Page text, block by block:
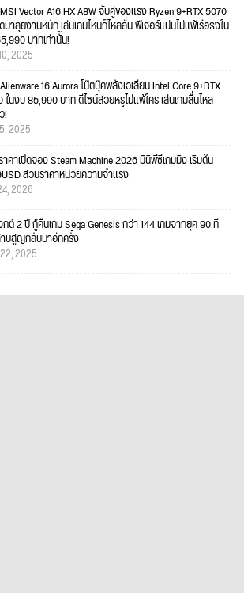
Vector A16 HX A8W จับคู่ของแรง Ryzen 9+RTX 5070
มาลุยงานหนัก เล่นเกมไหนก็ไหลลื่น ฟีเจอร์แน่นไม่แพ้เรือธงใน
บาทเท่านั้น!
2025
16 Aurora โน๊ตบุ๊คพลังเอเลี่ยน Intel Core 9+RTX
ในงบ 85,990 บาท ดีไซน์สวยหรูไม่แพ้ใคร เล่นเกมลื่นไหล
!
2025
าคาเปิดจอง Steam Machine 2026 มินิพีซีเกมมิ่ง เริ่มต้น
สวนราคาหน่วยความจำแรง
2026
กต์ 2 ปี กู้คืนเกม Sega Genesis กว่า 144 เกมจากยุค 90 ที่
บสูญกลับมาอีกครั้ง
2025